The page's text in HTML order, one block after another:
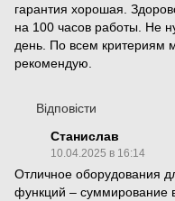
гарантия хорошая.
на 100 часов работы. Не
день. По всем критериям
рекомендую.
Відповісти
Станислав
10.04.2025 в 16:14
Отличное оборудования
функций – суммирование